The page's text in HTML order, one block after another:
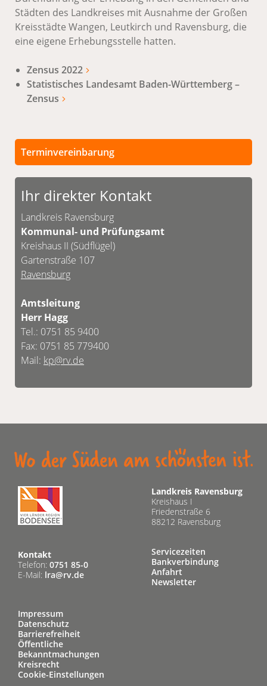
Städten des Landkreises mit Ausnahme der Großen
Kreisstädte Wangen, Leutkirch und Ravensburg, die
eine eigene Erhebungsstelle hatten.
Zensus 2022
Statistisches Landesamt Baden-Württemberg –
Zensus
Terminvereinbarung
Persönliche Termine sind nach vorheriger
Vereinbarung möglich.
Ihr direkter Kontakt
Landkreis Ravensburg
Kommunal- und Prüfungsamt
Kreishaus II (Südflügel)
Gartenstraße 107
Ravensburg
Amtsleitung
Herr Hagg
Tel.: 0751 85 9400
Fax: 0751 85 779400
Mail: kp@rv.de
Landkreis Ravensburg
Kreishaus I
Friedenstraße 6
88212 Ravensburg
Kontakt
Telefon: 0751 85-0
E-Mail: lra@rv.de
Servicezeiten
Bankverbindung
Anfahrt
Newsletter
Impressum
Datenschutz
Barrierefreiheit
Öffentliche
Bekanntmachungen
Kreisrecht
Cookie-Einstellungen